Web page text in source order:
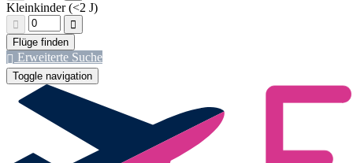
Kleinkinder (<2 J)
Erweiterte Suche
Toggle navigation